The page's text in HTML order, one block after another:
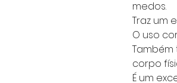
medos.
Traz um
O uso
corpo
É um